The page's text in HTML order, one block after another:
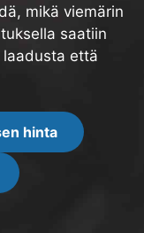
mikä viemärin
saatiin
laadusta että
hinta